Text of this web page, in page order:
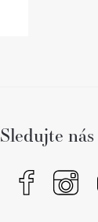
Sledujte nás